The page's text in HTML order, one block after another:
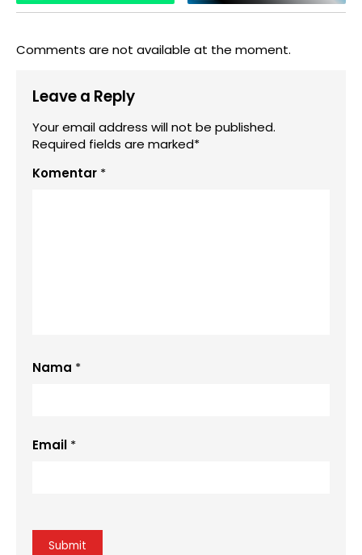
Comments are not available at the moment.
Leave a Reply
Your email address will not be published.
Required fields are marked*
Komentar *
Nama *
Email *